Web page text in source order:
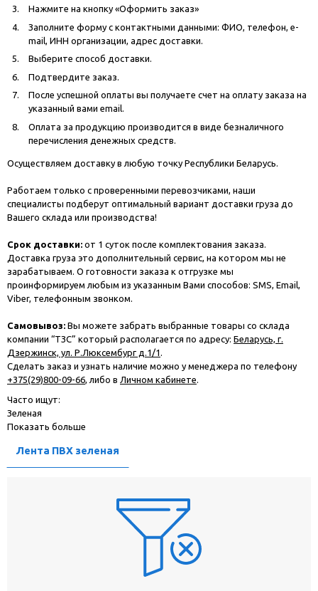
Нажмите на кнопку «Оформить заказ»
Заполните форму с контактными данными: ФИО, телефон, e-
mail, ИНН организации, адрес доставки.
Выберите способ доставки.
Подтвердите заказ.
После успешной оплаты вы получаете счет на оплату заказа на
указанный вами email.
Оплата за продукцию производится в виде безналичного
перечисления денежных средств.
Осуществляем доставку в любую точку Республики Беларусь.
Работаем только с проверенными перевозчиками, наши
специалисты подберут оптимальный вариант доставки груза до
Вашего склада или производства!
Срок доставки: от 1 суток после комплектования заказа.
Доставка груза это дополнительный сервис, на котором мы не
зарабатываем. О готовности заказа к отгрузке мы
проинформируем любым из указанным Вами способов: SMS, Email,
Viber, телефонным звонком.
Самовывоз: Вы можете забрать выбранные товары со склада
компании “ТЗС” который располагается по адресу: Беларусь, г.
Дзержинск, ул. Р.Люксембург д.1/1
Сделать заказ и узнать наличие можно у менеджера по телефону
+375(29)800-09-66 , либо в Личном кабинете
Часто ищут:
Зеленая
Показать больше
Лента ПВХ зеленая